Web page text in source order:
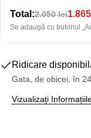
Total:2.050 lei
Se adaugă cu butonul
Ridicare
Gata, de obicei, în
Vizualizați